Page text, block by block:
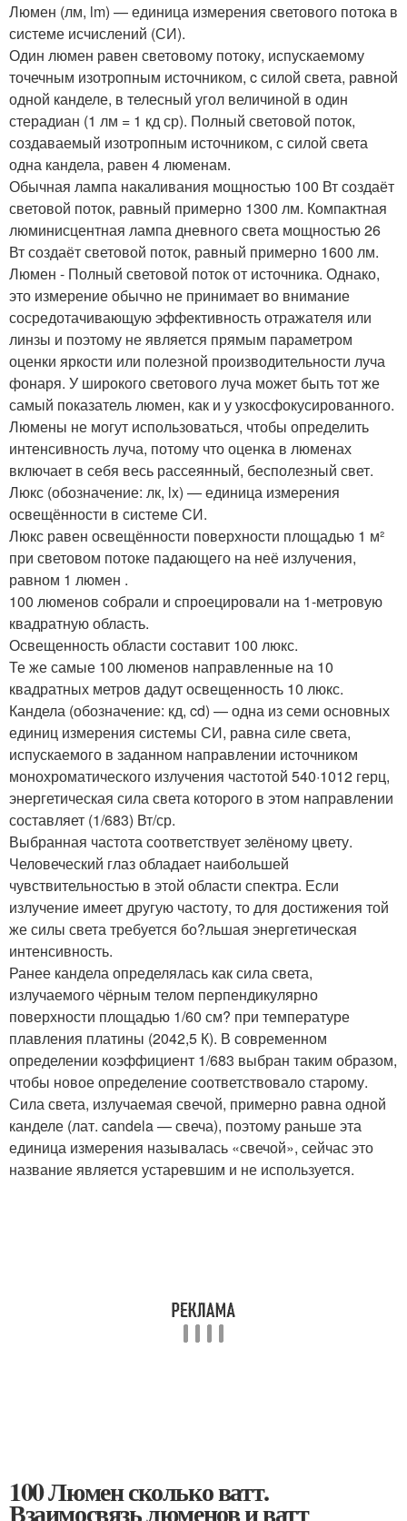
Люмен (лм, lm) — единица измерения светового потока в
системе исчислений (СИ).
Один люмен равен световому потоку, испускаемому
точечным изотропным источником, c силой света, равной
одной канделе, в телесный угол величиной в один
стерадиан (1 лм = 1 кд ср). Полный световой поток,
создаваемый изотропным источником, с силой света
одна кандела, равен 4 люменам.
Обычная лампа накаливания мощностью 100 Вт создаёт
световой поток, равный примерно 1300 лм. Компактная
люминисцентная лампа дневного света мощностью 26
Вт создаёт световой поток, равный примерно 1600 лм.
Люмен - Полный световой поток от источника. Однако,
это измерение обычно не принимает во внимание
сосредотачивающую эффективность отражателя или
линзы и поэтому не является прямым параметром
оценки яркости или полезной производительности луча
фонаря. У широкого светового луча может быть тот же
самый показатель люмен, как и у узкосфокусированного.
Люмены не могут использоваться, чтобы определить
интенсивность луча, потому что оценка в люменах
включает в себя весь рассеянный, бесполезный свет.
Люкс (обозначение: лк, lx) — единица измерения
освещённости в системе СИ.
Люкс равен освещённости поверхности площадью 1 м²
при световом потоке падающего на неё излучения,
равном 1 люмен .
100 люменов собрали и спроецировали на 1-метровую
квадратную область.
Освещенность области составит 100 люкс.
Те же самые 100 люменов направленные на 10
квадратных метров дадут освещенность 10 люкс.
Кандела (обозначение: кд, cd) — одна из семи основных
единиц измерения системы СИ, равна силе света,
испускаемого в заданном направлении источником
монохроматического излучения частотой 540·1012 герц,
энергетическая сила света которого в этом направлении
составляет (1/683) Вт/ср.
Выбранная частота соответствует зелёному цвету.
Человеческий глаз обладает наибольшей
чувствительностью в этой области спектра. Если
излучение имеет другую частоту, то для достижения той
же силы света требуется бо?льшая энергетическая
интенсивность.
Ранее кандела определялась как сила света,
излучаемого чёрным телом перпендикулярно
поверхности площадью 1/60 см? при температуре
плавления платины (2042,5 К). В современном
определении коэффициент 1/683 выбран таким образом,
чтобы новое определение соответствовало старому.
Сила света, излучаемая свечой, примерно равна одной
канделе (лат. candela — свеча), поэтому раньше эта
единица измерения называлась «свечой», сейчас это
название является устаревшим и не используется.
100 Люмен сколько ватт.